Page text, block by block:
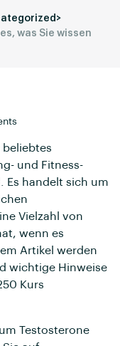
>
was Sie wissen
beliebtes
und Fitness-
Es handelt sich um
Vielzahl von
wenn es
Artikel werden
wichtige Hinweise
Kurs
Testosterone